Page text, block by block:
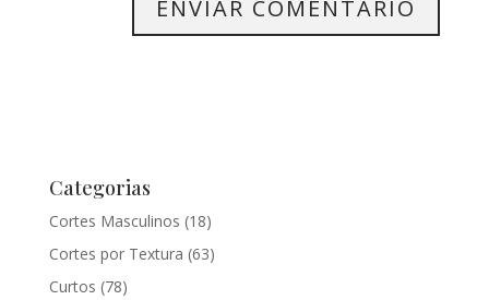
Categorias
Cortes Masculinos (18)
Cortes por Textura (63)
Curtos (78)